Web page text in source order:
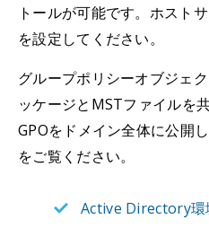
トールが可能です。ホスト
を設定してください。
グループポリシーオブジェ
ッケージとMSTファイルを
GPOをドメイン全体に公開
をご覧ください。
Active Directory環